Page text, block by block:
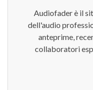
Audiofader è il
dell'audio
anteprime,
collaboratori